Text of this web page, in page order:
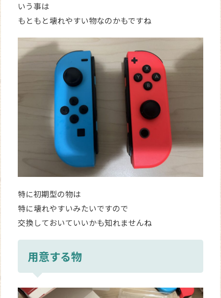
いう事は
もともと壊れやすい物なのかもですね
特に初期型の物は
特に壊れやすいみたいですので
交換しておいていいかも知れませんね
用意する物